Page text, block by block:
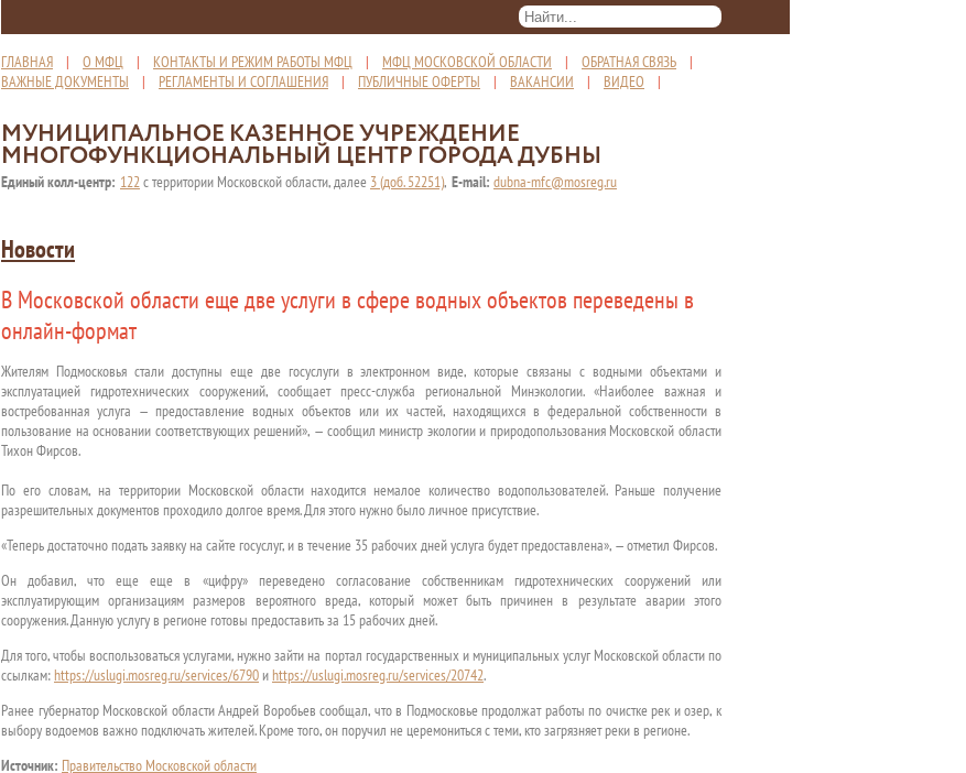
ГЛАВНАЯ | О МФЦ | КОНТАКТЫ И РЕЖИМ РАБОТЫ МФЦ | МФЦ МОСКОВСКОЙ ОБЛАСТИ | ОБРАТНАЯ СВЯЗЬ |
ВАЖНЫЕ ДОКУМЕНТЫ | РЕГЛАМЕНТЫ И СОГЛАШЕНИЯ | ПУБЛИЧНЫЕ ОФЕРТЫ | ВАКАНСИИ | ВИДЕО |
МУНИЦИПАЛЬНОЕ КАЗЕННОЕ УЧРЕЖДЕНИЕ
МНОГОФУНКЦИОНАЛЬНЫЙ ЦЕНТР ГОРОДА ДУБНЫ
Единый колл-центр: 122с территории Московской области, далее 3 (доб. 52251), E-mail: dubna-mfc@mosreg.ru
Новости
В Московской области еще две услуги в сфере водных объектов переведены в
онлайн-формат
Жителям Подмосковья стали доступны еще две госуслуги в электронном виде, которые связаны с водными объектами и
эксплуатацией гидротехнических сооружений, сообщает пресс-служба региональной Минэкологии. «Наиболее важная и
востребованная услуга — предоставление водных объектов или их частей, находящихся в федеральной собственности в
пользование на основании соответствующих решений», — сообщил министр экологии и природопользования Московской области
Тихон Фирсов.
По его словам, на территории Московской области находится немалое количество водопользователей. Раньше получение
разрешительных документов проходило долгое время. Для этого нужно было личное присутствие.
«Теперь достаточно подать заявку на сайте госуслуг, и в течение 35 рабочих дней услуга будет предоставлена», — отметил Фирсов.
Он добавил, что еще еще в «цифру» переведено согласование собственникам гидротехнических сооружений или
эксплуатирующим организациям размеров вероятного вреда, который может быть причинен в результате аварии этого
сооружения. Данную услугу в регионе готовы предоставить за 15 рабочих дней.
Для того, чтобы воспользоваться услугами, нужно зайти на портал государственных и муниципальных услуг Московской области по
ссылкам:https://uslugi.mosreg.ru/services/6790 иhttps://uslugi.mosreg.ru/services/20742.
Ранее губернатор Московской области Андрей Воробьев сообщал, что в Подмосковье продолжат работы по очистке рек и озер, к
выбору водоемов важно подключать жителей. Кроме того, он поручил не церемониться с теми, кто загрязняет реки в регионе.
Источник: Правительство Московской области